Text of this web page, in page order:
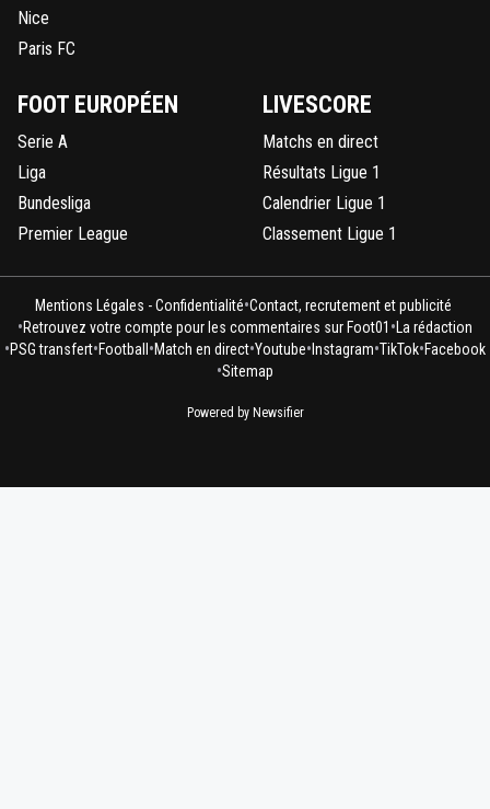
Nice
Paris FC
FOOT EUROPÉEN
Serie A
Liga
Bundesliga
Premier League
LIVESCORE
Matchs en direct
Résultats Ligue 1
Calendrier Ligue 1
Classement Ligue 1
Mentions Légales - Confidentialité•Contact, recrutement et publicité
•Retrouvez votre compte pour les commentaires sur Foot01 • La rédaction
•PSG transfert•Football •Match en direct•Youtube• Instagram•TikTok•Facebook
•Sitemap
Powered by Newsifier